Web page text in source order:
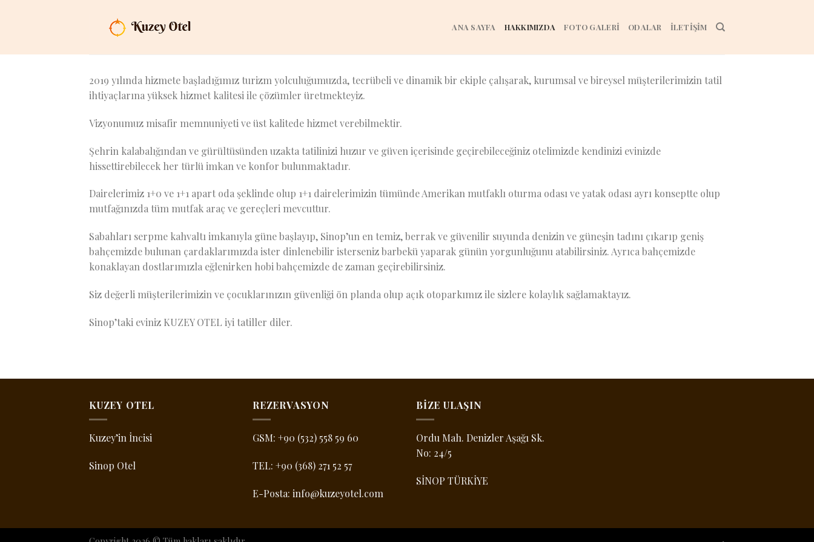
ANA SAYFA HAKKIMIZDA FOTO GALERİ ODALAR İLETİŞİM
2019 yılında hizmete başladığımız turizm yolculuğumuzda, tecrübeli ve dinamik bir ekiple çalışarak, kurumsal ve bireysel müşterilerimizin tatil
ihtiyaçlarına yüksek hizmet kalitesi ile çözümler üretmekteyiz.
Vizyonumuz misafir memnuniyeti ve üst kalitede hizmet verebilmektir.
Şehrin kalabalığından ve gürültüsünden uzakta tatilinizi huzur ve güven içerisinde geçirebileceğiniz otelimizde kendinizi evinizde
hissettirebilecek her türlü imkan ve konfor bulunmaktadır.
Dairelerimiz 1+0 ve 1+1 apart oda şeklinde olup 1+1 dairelerimizin tümünde Amerikan mutfaklı oturma odası ve yatak odası ayrı konseptte olup
mutfağınızda tüm mutfak araç ve gereçleri mevcuttur.
Sabahları serpme kahvaltı imkanıyla güne başlayıp, Sinop’un en temiz, berrak ve güvenilir suyunda denizin ve güneşin tadını çıkarıp geniş
bahçemizde bulunan çardaklarımızda ister dinlenebilir isterseniz barbekü yaparak günün yorgunluğunu atabilirsiniz. Ayrıca bahçemizde
konaklayan dostlarımızla eğlenirken hobi bahçemizde de zaman geçirebilirsiniz.
Siz değerli müşterilerimizin ve çocuklarınızın güvenliği ön planda olup açık otoparkımız ile sizlere kolaylık sağlamaktayız.
Sinop’taki eviniz KUZEY OTEL iyi tatiller diler.
KUZEY OTEL
Kuzey’in İncisi
Sinop Otel
REZERVASYON
GSM: +90 (532) 558 59 60
TEL: +90 (368) 271 52 57
E-Posta: info@kuzeyotel.com
BIZE ULAŞIN
Ordu Mah. Denizler Aşağı Sk.
No: 24/5
SİNOP TÜRKİYE